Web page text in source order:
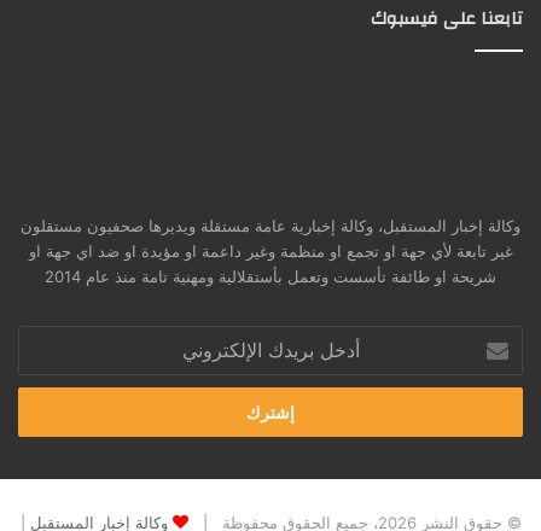
تابعنا على فيسبوك
وكالة إخبار المستقبل، وكالة إخبارية عامة مستقلة ويديرها صحفيون مستقلون
غير تابعة لأي جهة او تجمع او منظمة وغير داعمة او مؤيدة او ضد اي جهة او
شريحة او طائفة تأسست وتعمل بأستقلالية ومهنية تامة منذ عام 2014
بريدك
الإلكتروني
© حقوق النشر 2026، جميع الحقوق محفوظة | وكالة إخبار المستقبل